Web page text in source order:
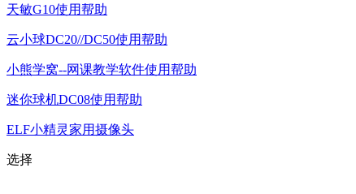
天敏G10使用帮助
云小球DC20//DC50使用帮助
小熊学窝--网课教学软件使用帮助
迷你球机DC08使用帮助
ELF小精灵家用摄像头
选择